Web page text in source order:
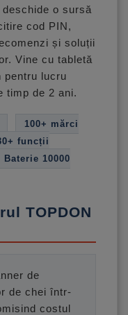
o sursă
cod PIN,
și soluții
Vine cu tabletă
pentru lucru
timp de 2 ani.
100+ mărci
funcții
Baterie 10000
TOPDON
de
de chei într-
costul